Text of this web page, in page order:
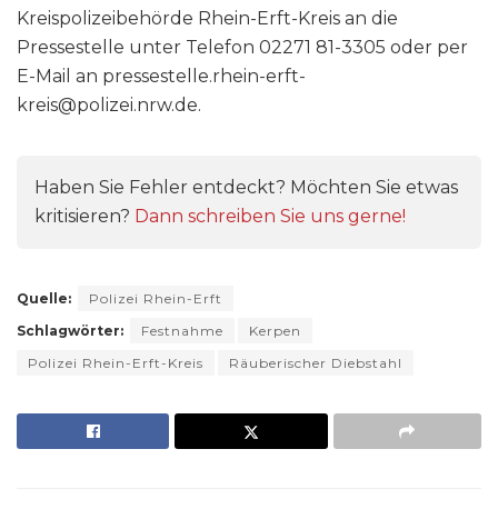
Kreispolizeibehörde Rhein-Erft-Kreis an die
Pressestelle unter Telefon 02271 81-3305 oder per
E-Mail an pressestelle.rhein-erft-
kreis@polizei.nrw.de.
Haben Sie Fehler entdeckt? Möchten Sie etwas
kritisieren? Dann schreiben Sie uns gerne!
Quelle:
Polizei Rhein-Erft
Schlagwörter:
Festnahme
Kerpen
Polizei Rhein-Erft-Kreis
Räuberischer Diebstahl